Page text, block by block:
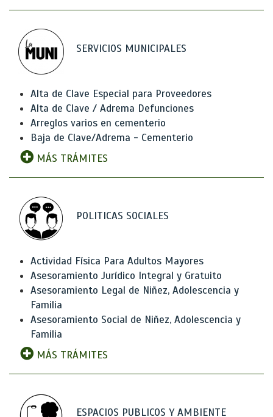
SERVICIOS MUNICIPALES
Alta de Clave Especial para Proveedores
Alta de Clave / Adrema Defunciones
Arreglos varios en cementerio
Baja de Clave/Adrema - Cementerio
MÁS TRÁMITES
POLITICAS SOCIALES
Actividad Física Para Adultos Mayores
Asesoramiento Jurídico Integral y Gratuito
Asesoramiento Legal de Niñez, Adolescencia y
Familia
Asesoramiento Social de Niñez, Adolescencia y
Familia
MÁS TRÁMITES
ESPACIOS PUBLICOS Y AMBIENTE